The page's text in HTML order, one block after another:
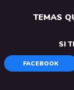
TEMAS
SI
FACEBOOK